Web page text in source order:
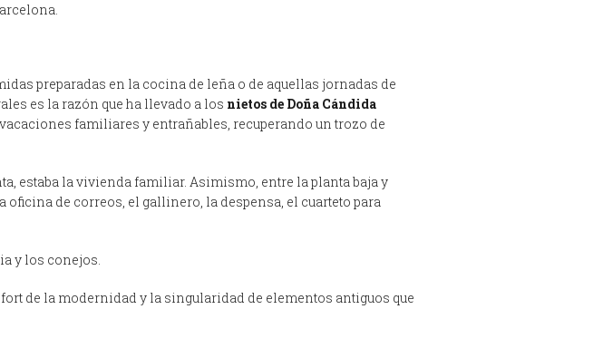
preparadas en la cocina de leña o de aquellas jornadas de
es la razón que ha llevado a los nietos de Doña Cándida
familiares y entrañables, recuperando un trozo de
estaba la vivienda familiar. Asimismo, entre la planta baja y
oficina de correos, el gallinero, la despensa, el cuarteto para
y los conejos.
de la modernidad y la singularidad de elementos antiguos que